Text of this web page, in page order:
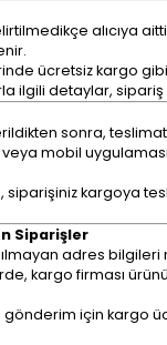
alıcıya
ücretsiz kargo gibi
ilgili detaylar, sipariş
sonra,
veya mobil
siparişiniz kargoya
Siparişler
adres
kargo firması
için kargo